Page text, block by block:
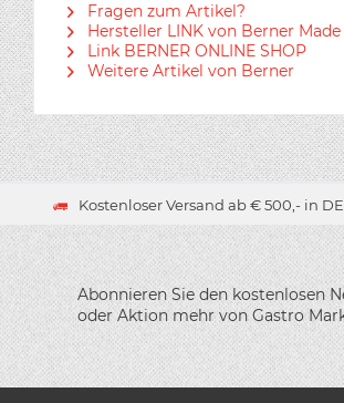
Fragen zum Artikel?
Hersteller LINK von Berner
Link BERNER ONLINE SHOP
Weitere Artikel von Berner
Kostenloser Versand ab € 500,- in
Abonnieren Sie den kostenlosen
oder Aktion mehr von Gastro